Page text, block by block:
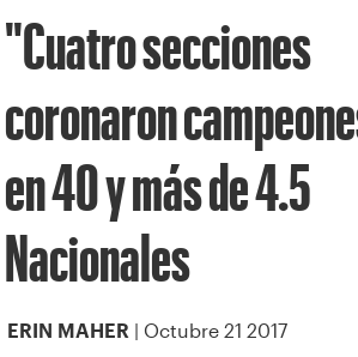
"Cuatro secciones
coronaron
en 40 y más de 4.5
Nacionales
ERIN MAHER | Octubre 21 2017